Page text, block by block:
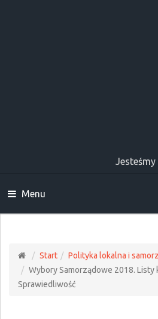
Menu
Start
Polityka lokalna i
Wybory Samorządowe 2018. Listy
Sprawiedliwość